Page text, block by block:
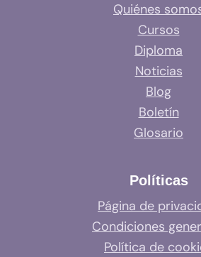
Quiénes
Cursos
Diploma
Noticias
Blog
Boletín
Glosario
Políticas
Página de
Condiciones
Política de